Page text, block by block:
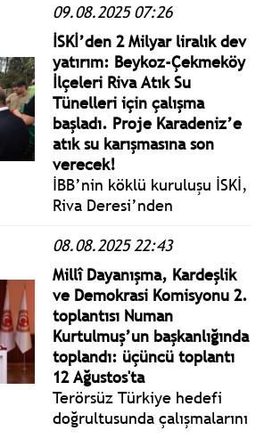
2018'den beri Trump ile
görüşmeyen Rus mevkidaşı
ile ilişkilerinde önemli bir
dönüm noktası oldu.
09.08.2025 07:26
İSKİ’den 2 Milyar liralık dev
yatırım: Beykoz-Çekmeköy
İlçeleri Riva Atık Su
Tünelleri için çalışma
başladı. Proje Karadeniz’e
atık su karışmasına son
verecek!
İBB’nin köklü kuruluşu İSKİ,
Riva Deresi’nden
karışmasına son verecek,
güncel maliyeti 1 milyar
980 milyon TL olan projeyi
hayata geçiriyor.
08.08.2025 22:43
Millî Dayanışma, Kardeşlik
ve Demokrasi Komisyonu 2.
toplantısı Numan
Kurtulmuş’un başkanlığında
toplandı: üçüncü toplantı
12 Ağustos'ta
Terörsüz Türkiye hedefi
doğrultusunda çalışmalarını